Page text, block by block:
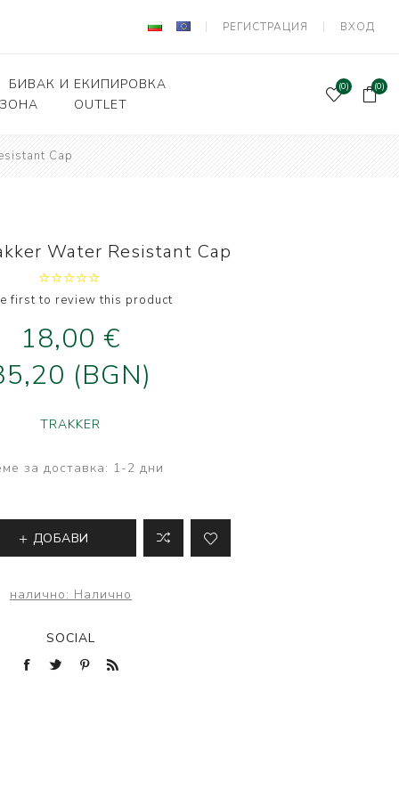
РЕГИСТРАЦИЯ ВХОД
БИВАК И ЕКИПИРОВКА
Подаръчен ваучер
Столове
Сакове, чанти, калъфи
Калъфи за въдици
Маси
за поводи
и прикачни
риболов
за фидер
и Живарници
OUTLET
(0) (0)
Cap
Water Resistant Cap
first to review this product
18,00 €
(BGN)
TRAKKER
за доставка: 1-2 дни
ДОБАВИ
налично: Налично
SOCIAL